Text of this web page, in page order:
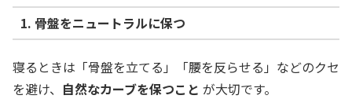
1. 骨盤をニュートラルに保つ
寝るときは「骨盤を立てる」「腰を反らせる」などのクセ
を避け、 自然なカーブを保つこと が大切です。